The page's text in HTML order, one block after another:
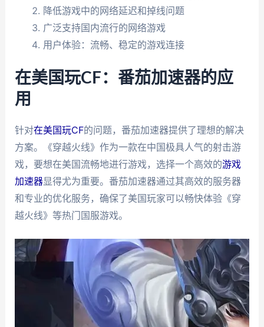
降低游戏中的网络延迟和掉线问题
广泛支持国内流行的网络游戏
用户体验：流畅、稳定的游戏连接
在美国玩CF：番茄加速器的应
用
针对在美国玩CF的问题，番茄加速器提供了理想的解决
方案。《穿越火线》作为一款在中国极具人气的射击游
戏，要想在美国流畅地进行游戏，选择一个高效的游戏
加速器显得尤为重要。番茄加速器通过其高效的服务器
和专业的优化服务，确保了美国玩家可以畅快体验《穿
越火线》等热门国服游戏。